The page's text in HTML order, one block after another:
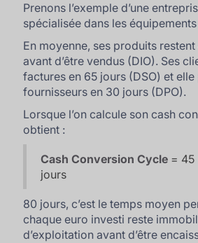
Prenons l’exemple d’une
spécialisée dans les
En moyenne, ses produits
avant d’être vendus (DIO). Ses
factures en 65 jours (DSO) et elle
fournisseurs en 30 jours (DPO).
Lorsque l’on calcule son cash
obtient :
Cash Conversion Cycle = 45
jours
80 jours, c’est le temps moyen
chaque euro investi reste
d’exploitation avant d’être